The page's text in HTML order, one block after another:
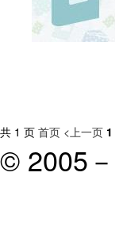
共 1 页 首页 <上一页 1
© 2005－